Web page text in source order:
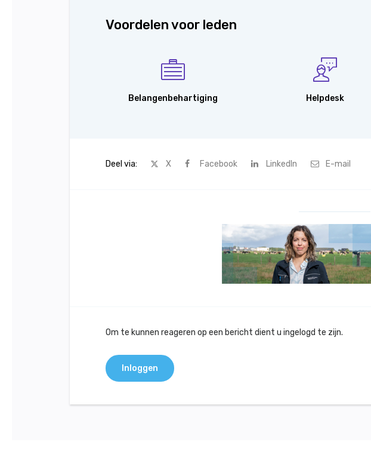
Voordelen voor leden
Belangenbehartiging Helpdesk
Deel via: X Facebook LinkedIn E-mail
Om te kunnen reageren op een bericht dient u ingelogd te zijn.
Inloggen